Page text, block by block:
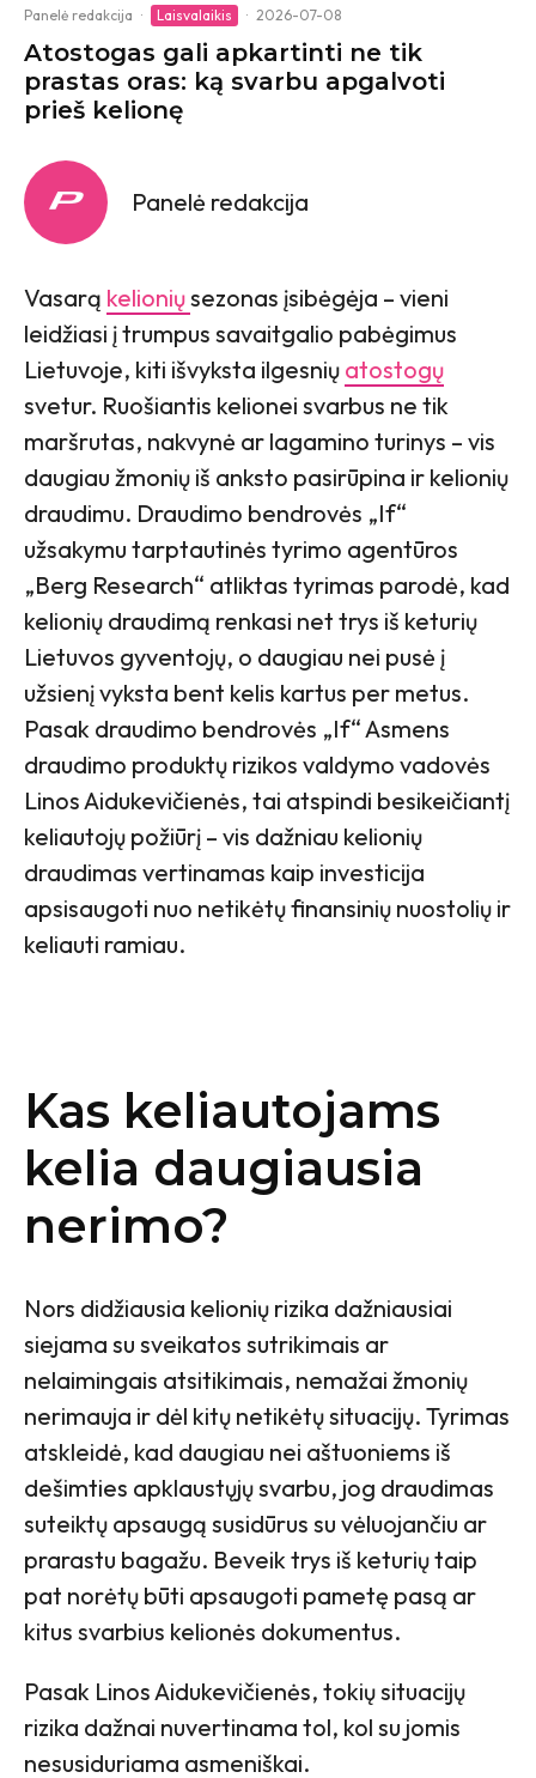
Panelė redakcija · Laisvalaikis · 2026-07-08
Atostogas gali apkartinti ne tik
prastas oras: ką svarbu apgalvoti
prieš kelionę
Panelė redakcija
Vasarą kelioniųsezonas įsibėgėja – vieni
leidžiasi į trumpus savaitgalio pabėgimus
Lietuvoje, kiti išvyksta ilgesnių atostogų
svetur. Ruošiantis kelionei svarbus ne tik
maršrutas, nakvynė ar lagamino turinys – vis
daugiau žmonių iš anksto pasirūpina ir kelionių
draudimu. Draudimo bendrovės „If“
užsakymu tarptautinės tyrimo agentūros
„Berg Research“ atliktas tyrimas parodė, kad
kelionių draudimą renkasi net trys iš keturių
Lietuvos gyventojų, o daugiau nei pusė į
užsienį vyksta bent kelis kartus per metus.
Pasak draudimo bendrovės „If“ Asmens
draudimo produktų rizikos valdymo vadovės
Linos Aidukevičienės, tai atspindi besikeičiantį
keliautojų požiūrį – vis dažniau kelionių
draudimas vertinamas kaip investicija
apsisaugoti nuo netikėtų finansinių nuostolių ir
keliauti ramiau.
Kas keliautojams
kelia daugiausia
nerimo?
Nors didžiausia kelionių rizika dažniausiai
siejama su sveikatos sutrikimais ar
nelaimingais atsitikimais, nemažai žmonių
nerimauja ir dėl kitų netikėtų situacijų. Tyrimas
atskleidė, kad daugiau nei aštuoniems iš
dešimties apklaustųjų svarbu, jog draudimas
suteiktų apsaugą susidūrus su vėluojančiu ar
prarastu bagažu. Beveik trys iš keturių taip
pat norėtų būti apsaugoti pametę pasą ar
kitus svarbius kelionės dokumentus.
Pasak Linos Aidukevičienės, tokių situacijų
rizika dažnai nuvertinama tol, kol su jomis
nesusiduriama asmeniškai.